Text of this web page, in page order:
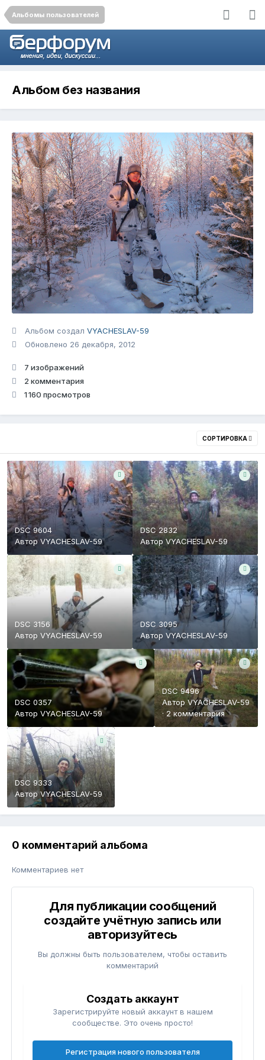
Альбомы пользователей
Альбом без названия
Альбом создалVYACHESLAV-59
Обновлено 26 декабря, 2012
7 изображений
2 комментария
1 160 просмотров
СОРТИРОВКА
DSC 9604
Автор VYACHESLAV-59
DSC 2832
Автор VYACHESLAV-59
DSC 3156
Автор VYACHESLAV-59
DSC 3095
Автор VYACHESLAV-59
DSC 0357
Автор VYACHESLAV-59
DSC 9496
АвторVYACHESLAV-59
· 2 комментария
DSC 9333
АвторVYACHESLAV-59
0 комментарий альбома
Комментариев нет
Для публикации сообщений
создайте учётную запись или
авторизуйтесь
Вы должны быть пользователем, чтобы оставить
комментарий
Создать аккаунт
Зарегистрируйте новый аккаунт в нашем
сообществе. Это очень просто!
Регистрация нового пользователя